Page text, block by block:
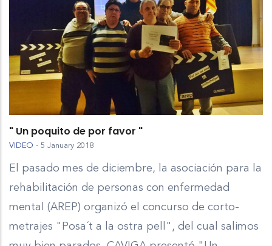
" Un poquito de por favor "
VIDEO - 5 January 2018
El pasado mes de diciembre, la asociación para la
rehabilitación de personas con enfermedad
mental (AREP) organizó el concurso de corto-
metrajes "Posa´t a la ostra pell", del cual salimos